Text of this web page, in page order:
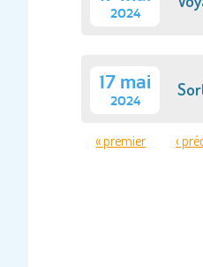
2024
17 mai
2024
« premier ‹